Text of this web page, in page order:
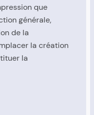
que
générale,
de la
la création
la